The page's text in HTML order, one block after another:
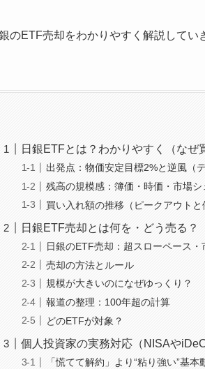
のETF売却をわかりやすく解説してい
日銀ETFとは？わかりやすく（なぜ
出発点：物価安定目標2%と逆風（
残高の規模感：簿価・時価・市場シ
買い入れ額の推移（ピークアウトと
日銀ETF売却とは何を・どう売る？
日銀のETF売却：超スローペース
売却の方法とルール
規模が大きいのになぜゆっくり？
報道の整理：100年超の計算
どのETFが対象？
個人投資家の実務対応（NISAや
「慌てて解約」より“粘り強い”基本